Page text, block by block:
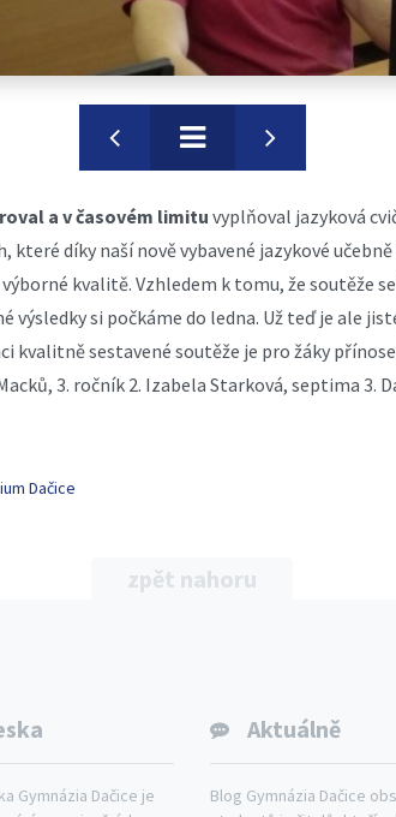
a v časovém limitu vyplňoval jazyková
které díky naší nově vybavené jazykové
kvalitě. Vzhledem k tomu, že soutěže
výsledky si počkáme do ledna. Už teď je ale
kvalitně sestavené soutěže je pro žáky
3. ročník 2. Izabela Starková, septima 3.
Dačice
zpět nahoru
Gymnázia Dačice je
Aktuálně
Blog Gymnázia Dačice